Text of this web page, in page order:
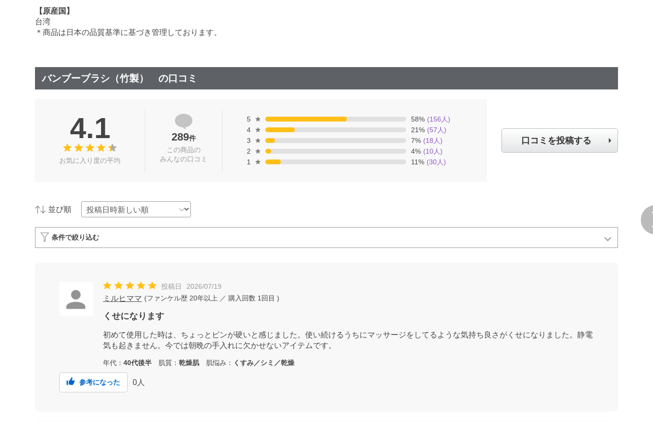
【原産国】
台湾
＊商品は日本の品質基準に基づき管理しております。
バンブーブラシ（竹製） の口コミ
4.1
お気に入り度の平均
289件
この商品の
みんなの口コミ
5 58% (156 人)
4
21% (57 人)
3
7% (18 人)
2
4% (10人)
1
11% (30人)
口コミを投稿する
並び順
条件で絞り込む
投稿日 2026/07/19
ミルヒママ (ファンケル歴 20年以上 ／ 購入回数 1回目 )
くせになります
初めて使用した時は、ちょっとピンが硬いと感じました。使い続けるうちにマッサージをしてるような気持ち良さがくせになりました。静電
気も起きません。今では朝晩の手入れに欠かせないアイテムです。
年代： 40代後半 肌質： 乾燥肌肌悩み： くすみ／シミ／乾燥
参考になった 0 人